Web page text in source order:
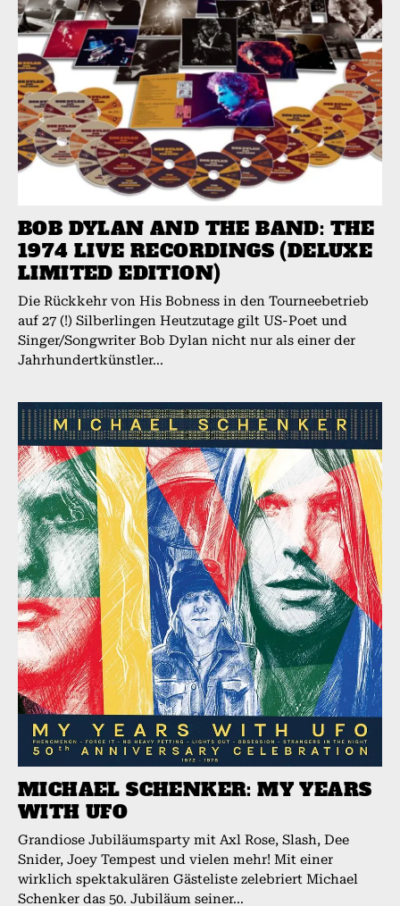
BOB DYLAN AND THE BAND: THE
1974 LIVE RECORDINGS (DELUXE
LIMITED EDITION)
Die Rückkehr von His Bobness in den Tourneebetrieb
auf 27 (!) Silberlingen Heutzutage gilt US-Poet und
Singer/Songwriter Bob Dylan nicht nur als einer der
Jahrhundertkünstler...
MICHAEL SCHENKER: MY YEARS
WITH UFO
Grandiose Jubiläumsparty mit Axl Rose, Slash, Dee
Snider, Joey Tempest und vielen mehr! Mit einer
wirklich spektakulären Gästeliste zelebriert Michael
Schenker das 50. Jubiläum seiner...